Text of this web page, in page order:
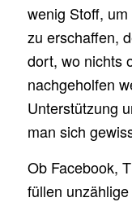
wenig Stoff,
zu erschaffen,
dort, wo nichts
nachgeholfen
Unterstützung
man sich
Ob Facebook,
füllen